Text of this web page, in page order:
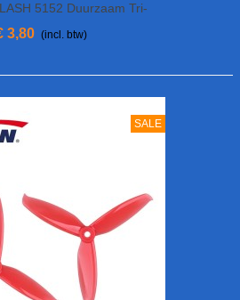
5152 Duurzaam Tri-
Blade
3,80 (incl. btw)
SALE